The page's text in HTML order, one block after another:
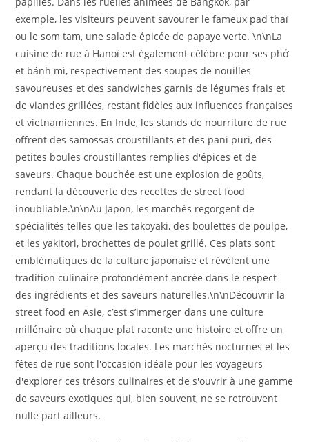
exemple, les visiteurs peuvent savourer le fameux pad thaï
ou le som tam, une salade épicée de papaye verte. \n\nLa
cuisine de rue à Hanoï est également célèbre pour ses phở
et bánh mì, respectivement des soupes de nouilles
savoureuses et des sandwiches garnis de légumes frais et
de viandes grillées, restant fidèles aux influences françaises
et vietnamiennes. En Inde, les stands de nourriture de rue
offrent des samossas croustillants et des pani puri, des
petites boules croustillantes remplies d'épices et de
saveurs. Chaque bouchée est une explosion de goûts,
rendant la découverte des recettes de street food
inoubliable.\n\nAu Japon, les marchés regorgent de
spécialités telles que les takoyaki, des boulettes de poulpe,
et les yakitori, brochettes de poulet grillé. Ces plats sont
emblématiques de la culture japonaise et révèlent une
tradition culinaire profondément ancrée dans le respect
des ingrédients et des saveurs naturelles.\n\nDécouvrir la
street food en Asie, c’est s’immerger dans une culture
millénaire où chaque plat raconte une histoire et offre un
aperçu des traditions locales. Les marchés nocturnes et les
fêtes de rue sont l'occasion idéale pour les voyageurs
d'explorer ces trésors culinaires et de s'ouvrir à une gamme
de saveurs exotiques qui, bien souvent, ne se retrouvent
nulle part ailleurs.